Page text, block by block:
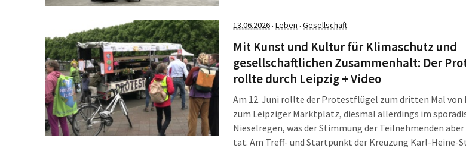
darum bewerben. Kunstschau in der Alten […]
13.06.2026· Leben · Gesellschaft
Mit Kunst und Kultur für Klimaschutz und
gesellschaftlichen Zusammenhalt: Der
rollte durch Leipzig + Video
Am 12. Juni rollte der Protestflügel zum dritten Mal von
zum Leipziger Marktplatz, diesmal allerdings im
Nieselregen, was der Stimmung der Teilnehmenden
tat. Am Treff- und Startpunkt der Kreuzung Karl-Heine-